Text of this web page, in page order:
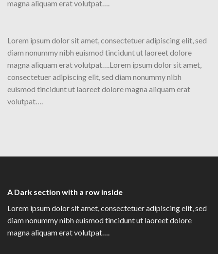
magna aliquam erat volutpat….
Lorem ipsum dolor sit amet, consectetuer adipiscing elit, sed
diam nonummy nibh euismod tincidunt ut laoreet dolore
magna aliquam erat volutpat….Lorem ipsum dolor sit amet,
consectetuer adipiscing elit, sed diam nonummy nibh
euismod tincidunt ut laoreet dolore magna aliquam erat
volutpat….
A Dark section with a row inside
Lorem ipsum dolor sit amet, consectetuer adipiscing elit, sed
diam nonummy nibh euismod tincidunt ut laoreet dolore
magna aliquam erat volutpat….